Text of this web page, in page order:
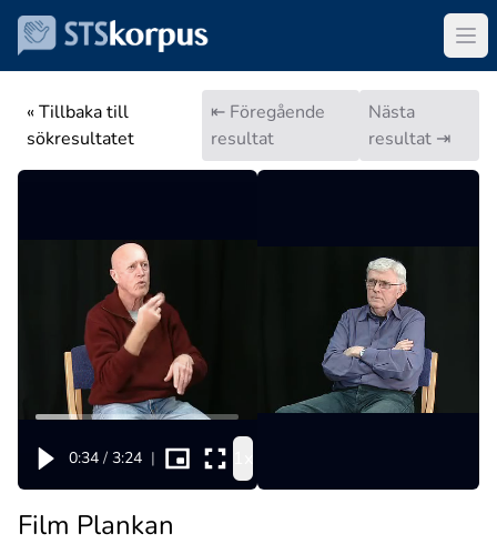
« Tillbaka till
sökresultatet
⇤ Föregående
resultat
Nästa
resultat ⇥
0:34 / 3:24 |
Film Plankan